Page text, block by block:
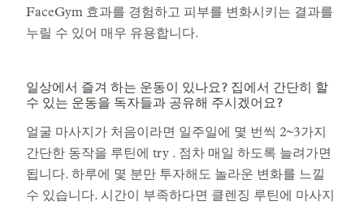
FaceGym 효과를 경험하고 피부를 변화시키는 결과를
누릴 수 있어 매우 유용합니다.
일상에서 즐겨 하는 운동이 있나요? 집에서 간단히 할
수 있는 운동을 독자들과 공유해 주시겠어요?
얼굴 마사지가 처음이라면 일주일에 몇 번씩 2~3가지
간단한 동작을 루틴에 try . 점차 매일 하도록 늘려가면
됩니다. 하루에 몇 분만 투자해도 놀라운 변화를 느낄
수 있습니다. 시간이 부족하다면 클렌징 루틴에 마사지